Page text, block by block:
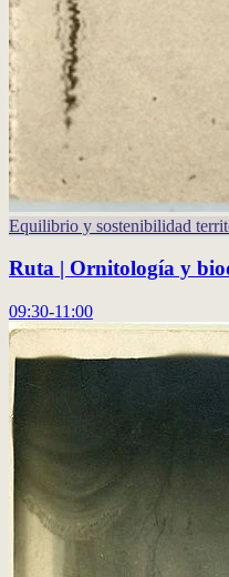
Equilibrio y sostenibilidad
Ruta | Ornitología y
09:30-11:00